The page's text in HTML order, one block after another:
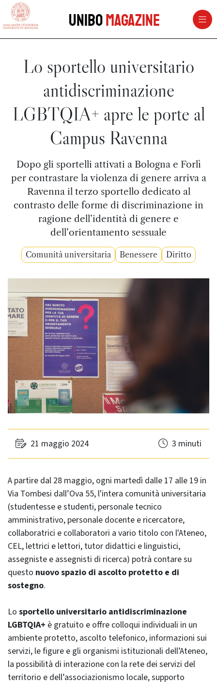
vai al contenuto della pagina
UniboMagazine
Lo sportello universitario
antidiscriminazione
LGBTQIA+ apre le porte al
Campus Ravenna
Dopo gli sportelli attivati a Bologna e Forlì
per contrastare la violenza di genere arriva a
Ravenna il terzo sportello dedicato al
contrasto delle forme di discriminazione in
ragione dell’identità di genere e
dell’orientamento sessuale
Comunità universitaria Benessere Diritto
21 maggio 2024 3 minuti
A partire dal 28 maggio, ogni martedì dalle 17 alle 19 in
Via Tombesi dall’Ova 55, l'intera comunità universitaria
(studentesse e studenti, personale tecnico
amministrativo, personale docente e ricercatore,
collaboratrici e collaboratori a vario titolo con l'Ateneo,
CEL, lettrici e lettori, tutor didattici e linguistici,
assegniste e assegnisti di ricerca) potrà contare su
questo nuovo spazio di ascolto protetto e di
sostegno.
Lo sportello universitario antidiscriminazione
LGBTQIA+ è gratuito e offre colloqui individuali in un
ambiente protetto, ascolto telefonico, informazioni sui
servizi, le figure e gli organismi istituzionali dell’Ateneo,
la possibilità di interazione con la rete dei servizi del
territorio e dell’associazionismo locale, supporto